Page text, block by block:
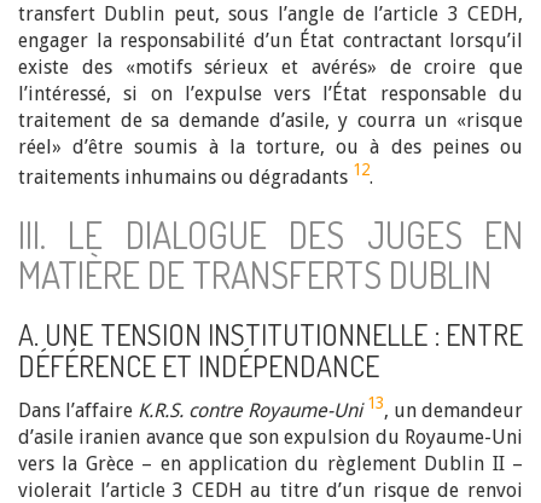
transfert Dublin peut, sous l’angle de l’article 3 CEDH,
engager la responsabilité d’un État contractant lorsqu’il
existe des «motifs sérieux et avérés» de croire que
l’intéressé, si on l’expulse vers l’État responsable du
traitement de sa demande d’asile, y courra un «risque
réel» d’être soumis à la torture, ou à des peines ou
traitements inhumains ou dégradants 12.
III. LE DIALOGUE DES JUGES EN
MATIÈRE DE TRANSFERTS DUBLIN
A. UNE TENSION INSTITUTIONNELLE : ENTRE
DÉFÉRENCE ET INDÉPENDANCE
Dans l’affaire K.R.S. contre Royaume-Uni 13, un demandeur
d’asile iranien avance que son expulsion du Royaume-Uni
vers la Grèce – en application du règlement Dublin II –
violerait l’article 3 CEDH au titre d’un risque de renvoi